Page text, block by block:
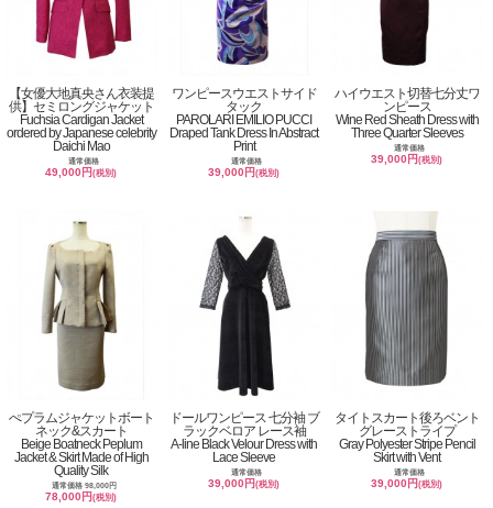
【女優大地真央さん衣装提
供】セミロングジャケット
Fuchsia Cardigan Jacket
ordered by Japanese celebrity
Daichi Mao
通常価格
49,000円(税別)
ワンピースウエストサイド
タック
PAROLARI EMILIO PUCCI
Draped Tank Dress In Abstract
Print
通常価格
39,000円(税別)
ハイウエスト切替七分丈ワ
ンピース
Wine Red Sheath Dress with
Three Quarter Sleeves
通常価格
39,000円(税別)
ぺプラムジャケットボート
ネック&スカート
Beige Boatneck Peplum
Jacket & Skirt Made of High
Quality Silk
通常価格 98,000円
78,000円(税別)
ドールワンピース 七分袖 ブ
ラックベロア レース袖
A-line Black Velour Dress with
Lace Sleeve
通常価格
39,000円(税別)
タイトスカート後ろベント
グレーストライプ
Gray Polyester Stripe Pencil
Skirt with Vent
通常価格
39,000円(税別)